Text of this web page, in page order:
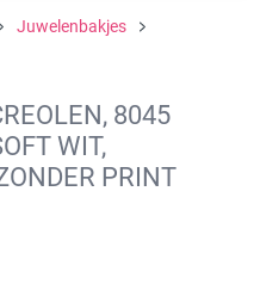
Juwelenbakjes
8045
WIT,
PRINT